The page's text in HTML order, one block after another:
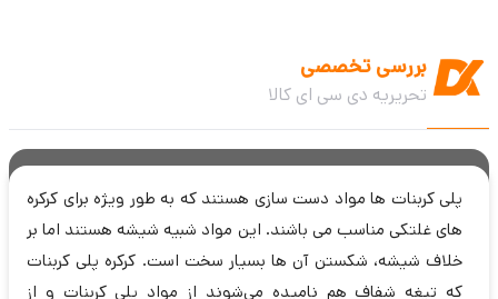
بررسی تخصصی
تحریریه دی سی ای کالا
پلی کربنات ها مواد دست سازی هستند که به طور ویژه برای کرکره
های غلتکی مناسب می باشند. این مواد شبیه شیشه هستند اما بر
خلاف شیشه، شکستن آن ها بسیار سخت است. کرکره‌ پلی کربنات
که تیغه شفاف هم نامیده می‌شوند از مواد پلی کربنات و از